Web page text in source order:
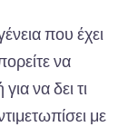
που έχει
να
να δει τι
με